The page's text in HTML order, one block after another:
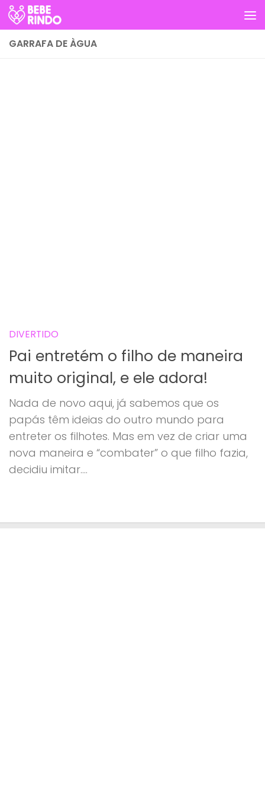
Skip to content
GARRAFA DE ÀGUA
DIVERTIDO
Pai entretém o filho de maneira
muito original, e ele adora!
Nada de novo aqui, já sabemos que os
papás têm ideias do outro mundo para
entreter os filhotes. Mas em vez de criar uma
nova maneira e “combater” o que filho fazia,
decidiu imitar....